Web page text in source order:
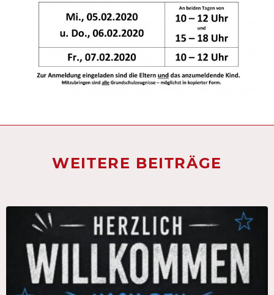
WEITERE BEITRÄGE